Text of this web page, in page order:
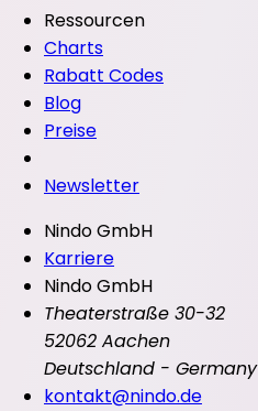
Ressourcen
Charts
Rabatt Codes
Blog
Preise
Newsletter
Nindo GmbH
Karriere
Nindo GmbH
Theaterstraße 30-32
52062 Aachen
Deutschland - Germany
kontakt@nindo.de